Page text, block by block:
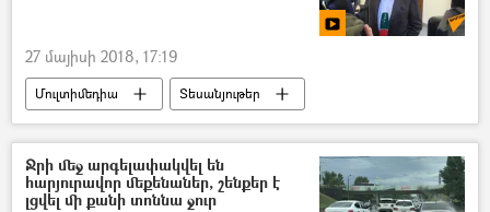
27 մայիսի 2018, 17:19
Մուլտիմեդիա Տեսանյութեր
Ջրի մեջ արգելափակվել են
հարյուրավոր մեքենաներ, շենքեր է
լցվել մի քանի տոննա ջուր